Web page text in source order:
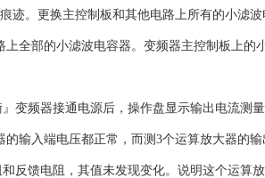
迹。更换主控制板和其他电路上所有的小滤
上全部的小滤波电容器。变频器主控制板上
』变频器接通电源后，操作盘显示输出电流
的输入端电压都正常，而测3个运算放大器的
反馈电阻，其值未发现变化。说明这个运算